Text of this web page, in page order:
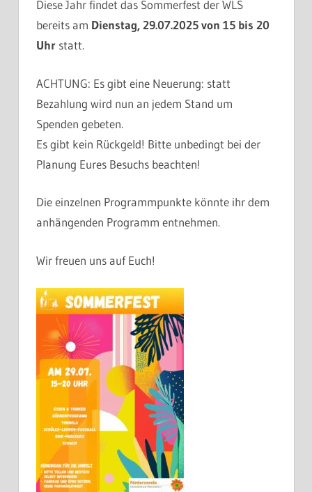
Diese Jahr findet das Sommerfest der WLS
bereits am Dienstag, 29.07.2025 von 15 bis 20
Uhr statt.
ACHTUNG: Es gibt eine Neuerung: statt
Bezahlung wird nun an jedem Stand um
Spenden gebeten.
Es gibt kein Rückgeld! Bitte unbedingt bei der
Planung Eures Besuchs beachten!
Die einzelnen Programmpunkte könnte ihr dem
anhängenden Programm entnehmen.
Wir freuen uns auf Euch!